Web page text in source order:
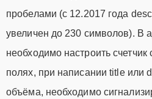
пробелами (c 12.2017 года
увеличен до 230 символов). В
необходимо настроить
полях, при написании title или
объёма, необходимо